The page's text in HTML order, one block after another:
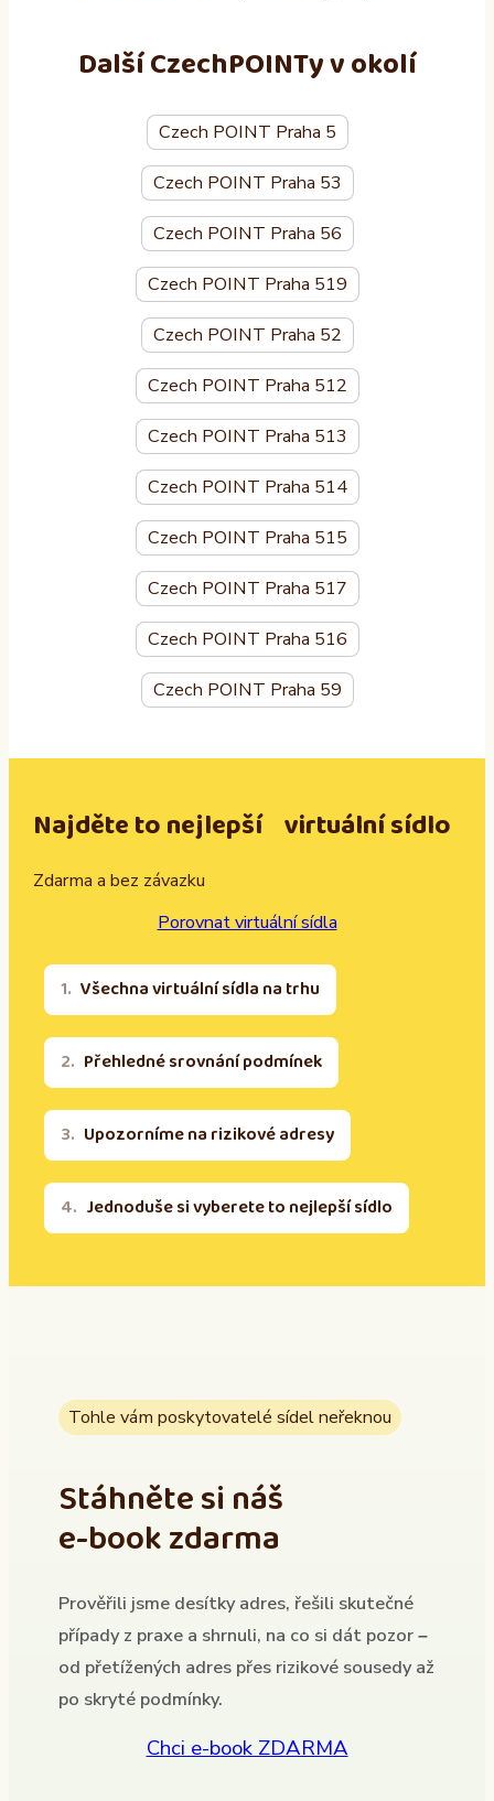
Další CzechPOINTy v okolí
Czech POINT Praha 5
Czech POINT Praha 53
Czech POINT Praha 56
Czech POINT Praha 519
Czech POINT Praha 52
Czech POINT Praha 512
Czech POINT Praha 513
Czech POINT Praha 514
Czech POINT Praha 515
Czech POINT Praha 517
Czech POINT Praha 516
Czech POINT Praha 59
Najděte to nejlepší virtuální sídlo
Zdarma a bez závazku
Porovnat virtuální sídla
Všechna virtuální sídla na trhu
Přehledné srovnání podmínek
Upozorníme na rizikové adresy
Jednoduše si vyberete to nejlepší sídlo
Tohle vám poskytovatelé sídel neřeknou
Stáhněte si náš
e-book zdarma
Prověřili jsme desítky adres, řešili skutečné
případy z praxe a shrnuli, na co si dát pozor –
od přetížených adres přes rizikové sousedy až
po skryté podmínky.
Chci e-book ZDARMA